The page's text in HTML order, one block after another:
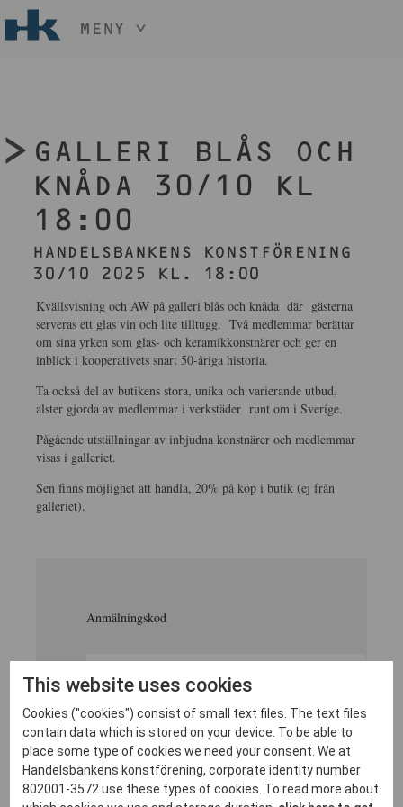
MENY
KONSTHANTVERK & DESIGN
EVENEMANG
MEDLEM
BLI MEDLEM
GALLERI BLÅS OCH
KNÅDA 30/10 KL
18:00
HANDELSBANKENS KONSTFÖRENING
30/10 2025 KL. 18:00
Kvällsvisning och AW på galleri blås och knåda där gästerna
serveras ett glas vin och lite tilltugg. Två medlemmar berättar
om sina yrken som glas- och keramikkonstnärer och ger en
inblick i kooperativets snart 50-åriga historia.
Ta också del av butikens stora, unika och varierande utbud,
alster gjorda av medlemmar i verkstäder runt om i Sverige.
Pågående utställningar av inbjudna konstnärer och medlemmar
visas i galleriet.
Sen finns möjlighet att handla, 20% på köp i butik (ej från
galleriet).
Anmälningskod
This website uses cookies
Cookies ("cookies") consist of small text files. The text files
contain data which is stored on your device. To be able to
place some type of cookies we need your consent. We at
Handelsbankens konstförening, corporate identity number
802001-3572 use these types of cookies. To read more about